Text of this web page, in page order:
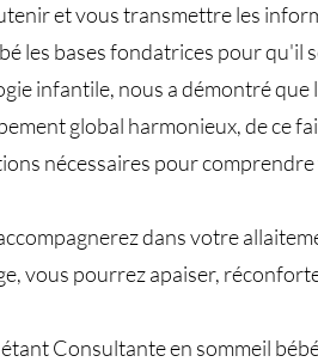
et vous transmettre les
les bases fondatrices pour qu'il
infantile, nous a démontré
global harmonieux, de ce
nécessaires pour
dans votre
vous pourrez apaiser,
Consultante en sommeil